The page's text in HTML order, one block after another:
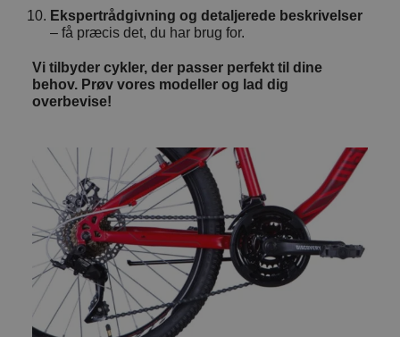
Ekspertrådgivning og detaljerede beskrivelser
– få præcis det, du har brug for.
Vi tilbyder cykler, der passer perfekt til dine
behov. Prøv vores modeller og lad dig
overbevise!